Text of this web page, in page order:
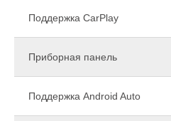
Поддержка CarPlay
Приборная панель
Поддержка Android Auto